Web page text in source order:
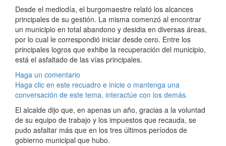
Desde el mediodía, el burgomaestre relató los alcances
principales de su gestión. La misma comenzó al encontrar
un municipio en total abandono y desidia en diversas áreas,
por lo cual le correspondió iniciar desde cero. Entre los
principales logros que exhibe la recuperación del municipio,
está el asfaltado de las vías principales.
Haga un comentario
Haga clic en este recuadro e inicie o mantenga una
conversación de este tema, interactúe con los demás.
El alcalde dijo que, en apenas un año, gracias a la voluntad
de su equipo de trabajo y los impuestos que recauda, se
pudo asfaltar más que en los tres últimos períodos de
gobierno municipal que hubo.